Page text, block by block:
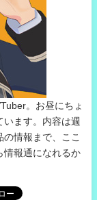
。お昼にちょ
ます。内容は週
情報まで、ここ
情報通になれるか